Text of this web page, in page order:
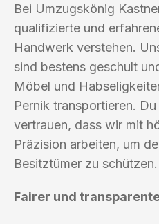
Bei Umzugskönig
qualifizierte und
Handwerk verstehen.
sind bestens geschult
Möbel und
Pernik transportieren.
vertrauen, dass wir mit
Präzision arbeiten, um
Besitztümer zu schützen.
Fairer und